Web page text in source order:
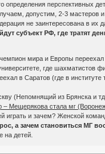
определения перспективных
допустим, 2-3 мастеров и
не заинтересована в
субъект РФ, где тратят
мира и Европы
где шахматистов
в Саратов (где в
(Непомнящий из Брянска и
Мещерякова стала мг
играть и зачем? Женской
а зачем становиться МГ
на детей.